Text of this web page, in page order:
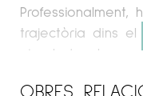
trajectòria dins el
vinculada al
OBRES